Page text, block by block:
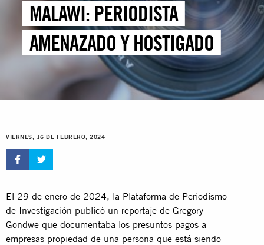
MALAWI: PERIODISTA
AMENAZADO Y HOSTIGADO
VIERNES, 16 DE FEBRERO, 2024
El 29 de enero de 2024, la Plataforma de Periodismo
de Investigación publicó un reportaje de Gregory
Gondwe que documentaba los presuntos pagos a
empresas propiedad de una persona que está siendo